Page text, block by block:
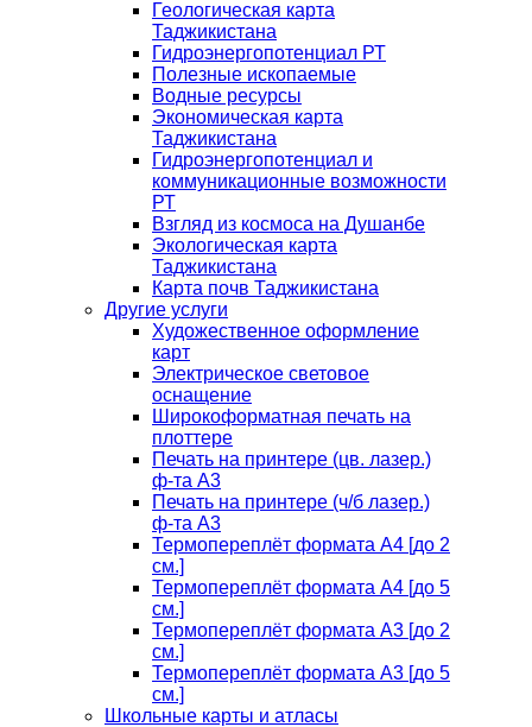
Геологическая карта
Таджикистана
Гидроэнергопотенциал РТ
Полезные ископаемые
Водные ресурсы
Экономическая карта
Таджикистана
Гидроэнергопотенциал и
коммуникационные возможности
РТ
Взгляд из космоса на Душанбе
Экологическая карта
Таджикистана
Карта почв Таджикистана
Другие услуги
Художественное оформление
карт
Электрическое световое
оснащение
Широкоформатная печать на
плоттере
Печать на принтере (цв. лазер.)
ф-та А3
Печать на принтере (ч/б лазер.)
ф-та А3
Термопереплёт формата А4 [до 2
см.]
Термопереплёт формата А4 [до 5
см.]
Термопереплёт формата А3 [до 2
см.]
Термопереплёт формата А3 [до 5
см.]
Школьные карты и атласы